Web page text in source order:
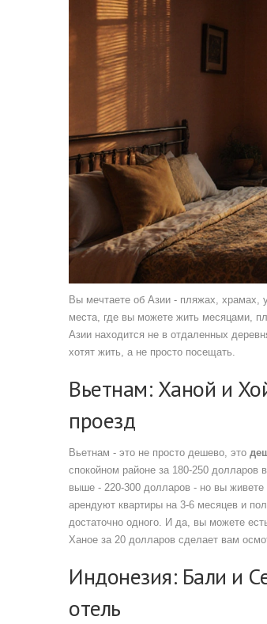
Вы мечтаете об Азии - пляжах, храмах,
места, где вы можете жить месяцами,
Азии находится не в отдаленных
хотят жить, а не просто посещать.
Вьетнам: Ханой и
проезд
Вьетнам - это не просто дешево, это
спокойном районе за 180-250
выше - 220-300 долларов - но вы
арендуют квартиры на 3-6 месяцев и
достаточно одного. И да, вы можете
Ханое за 20 долларов сделает вам
Индонезия: Бали и
отель